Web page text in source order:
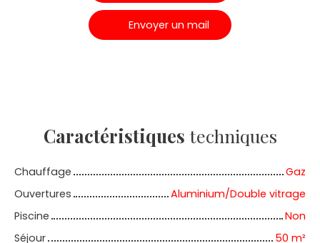
Envoyer un mail
Caractéristiques techniques
Chauffage
Gaz
Ouvertures
Aluminium/Double vitrage
Piscine
Non
Séjour
50 m²